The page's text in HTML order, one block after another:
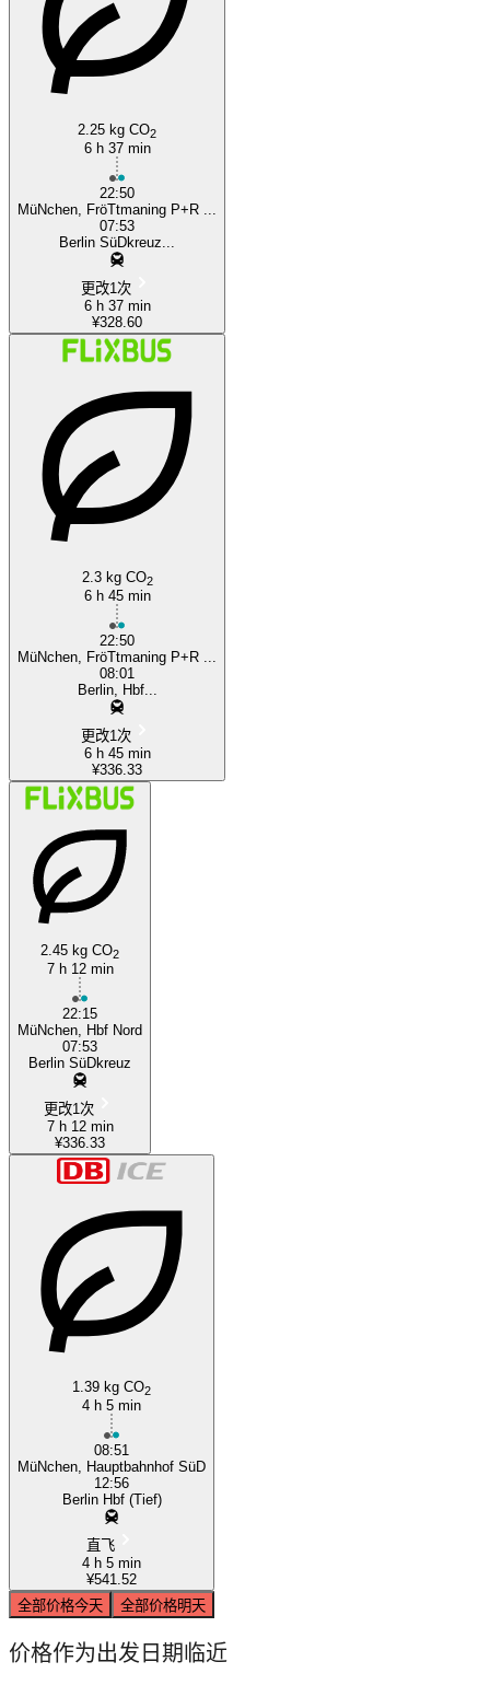
2.25 kg CO2
6 h 37 min
22:50
MüNchen, FröTtmaning P+R ...
07:53
Berlin SüDkreuz...
更改1次
6 h 37 min
¥328.60
2.3 kg CO2
6 h 45 min
22:50
MüNchen, FröTtmaning P+R ...
08:01
Berlin, Hbf...
更改1次
6 h 45 min
¥336.33
2.45 kg CO2
7 h 12 min
22:15
MüNchen, Hbf Nord
07:53
Berlin SüDkreuz
更改1次
7 h 12 min
¥336.33
1.39 kg CO2
4 h 5 min
08:51
MüNchen, Hauptbahnhof SüD
12:56
Berlin Hbf (Tief)
直飞
4 h 5 min
¥541.52
全部价格今天 全部价格明天
价格作为出发日期临近